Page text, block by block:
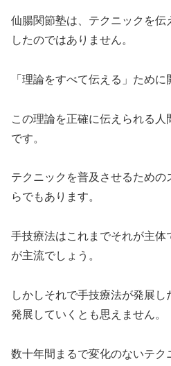
仙腸関節塾は、テクニックを
したのではありません。
「理論をすべて伝える」ために
この理論を正確に伝えられる
です。
テクニックを普及させるための
らでもあります。
手技療法はこれまでそれが主
が主流でしょう。
しかしそれで手技療法が発展
発展していくとも思えません。
数十年間まるで変化のないテク